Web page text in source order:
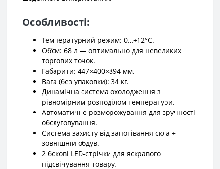
Особливості:
Температурний режим: 0…+12°C.
Об’єм: 68 л — оптимально для невеликих
торгових точок.
Габарити: 447×400×894 мм.
Вага (без упаковки): 34 кг.
Динамічна система охолодження з
рівномірним розподілом температури.
Автоматичне розморожування для зручності
обслуговування.
Система захисту від запотівання скла +
зовнішній обдув.
2 бокові LED-стрічки для яскравого
підсвічування товару.